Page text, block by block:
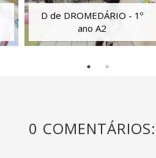
D de DROMEDÁRIO - 1º
ano A2
0 COMENTÁRIOS: